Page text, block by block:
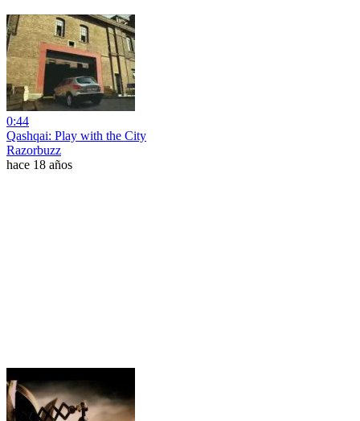
0:44
Qashqai: Play with the City
Razorbuzz
hace 18 años